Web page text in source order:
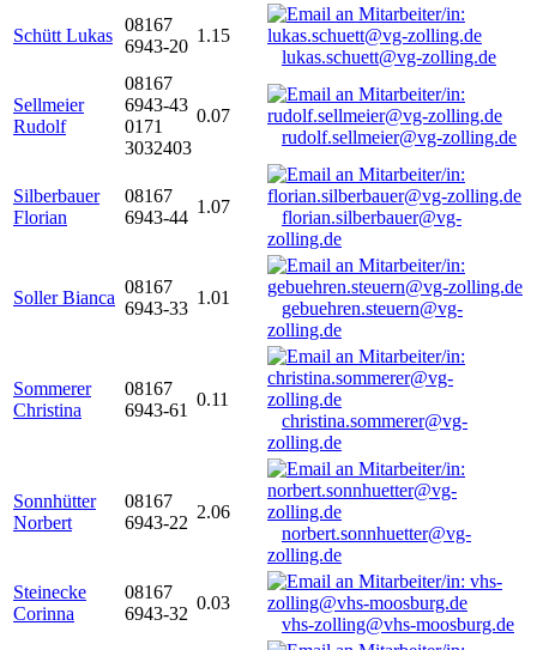
Schütt Lukas
08167
6943-20
1.15
lukas.schuett@vg-zolling.de
Sellmeier
Rudolf
08167
6943-43
0171
3032403
0.07
rudolf.sellmeier@vg-zolling.de
Silberbauer
Florian
08167
6943-44
1.07
florian.silberbauer@vg-
zolling.de
Soller Bianca
08167
6943-33
1.01
gebuehren.steuern@vg-
zolling.de
Sommerer
Christina
08167
6943-61
0.11
christina.sommerer@vg-
zolling.de
Sonnhütter
Norbert
08167
6943-22
2.06
norbert.sonnhuetter@vg-
zolling.de
Steinecke
Corinna
08167
6943-32
0.03
vhs-zolling@vhs-moosburg.de